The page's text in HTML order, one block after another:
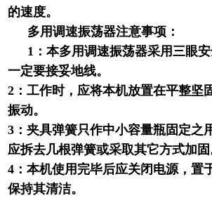
的速度。
多用调速振荡器注意事项：
1 ：本多用调速振荡器采用三眼
一定要接妥地线。
2：工作时，应将本机放置在平整坚
振动。
3：夹具弹簧只作中小容量瓶固定之
应拆去几根弹簧或采取其它方式加固
4：本机使用完毕后应关闭电源，置
保持其清洁。